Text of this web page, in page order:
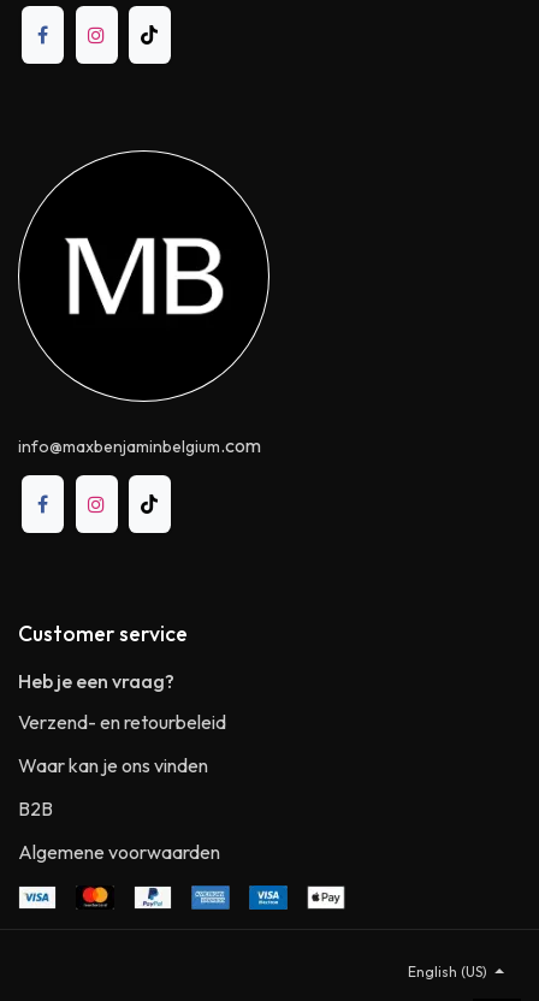
info@maxbenjaminbelgium.com
Customer service
Heb je een vraag?
Verzend- en retourbeleid
Waar kan je ons vinden
B2B
Algemene voorwaarden
English (US)